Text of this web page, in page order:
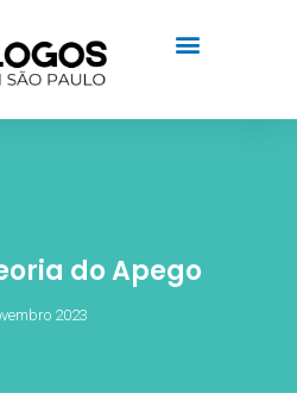
do Apego
2023